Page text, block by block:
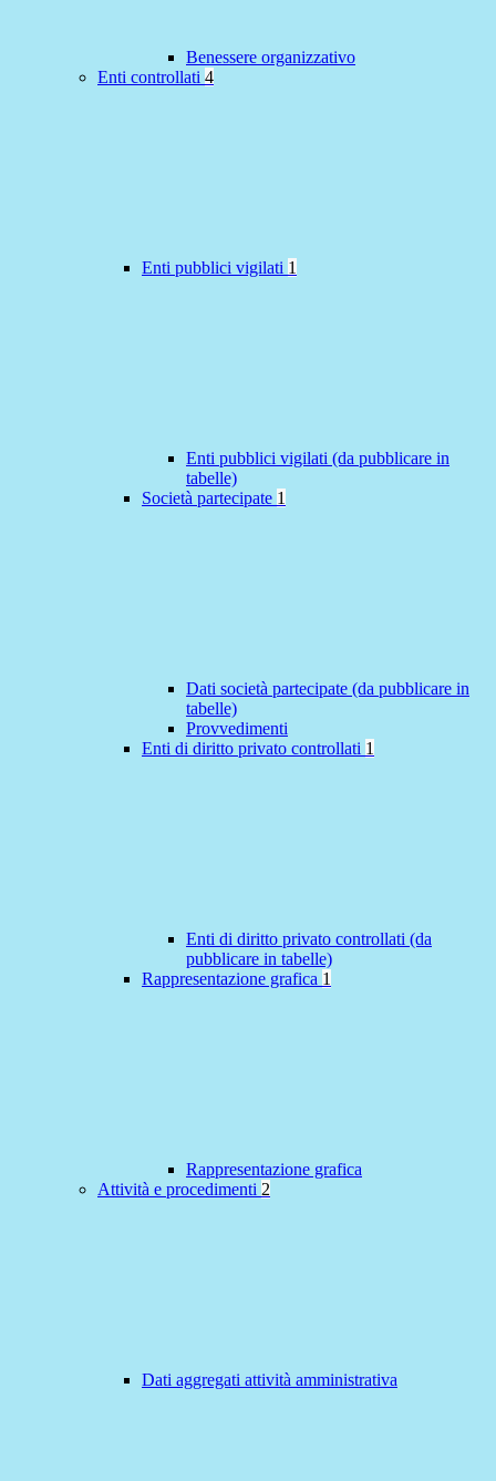
Benessere organizzativo
Enti controllati 4
Enti pubblici vigilati 1
Enti pubblici vigilati (da pubblicare in
tabelle)
Società partecipate 1
Dati società partecipate (da pubblicare in
tabelle)
Provvedimenti
Enti di diritto privato controllati 1
Enti di diritto privato controllati (da
pubblicare in tabelle)
Rappresentazione grafica 1
Rappresentazione grafica
Attività e procedimenti 2
Dati aggregati attività amministrativa